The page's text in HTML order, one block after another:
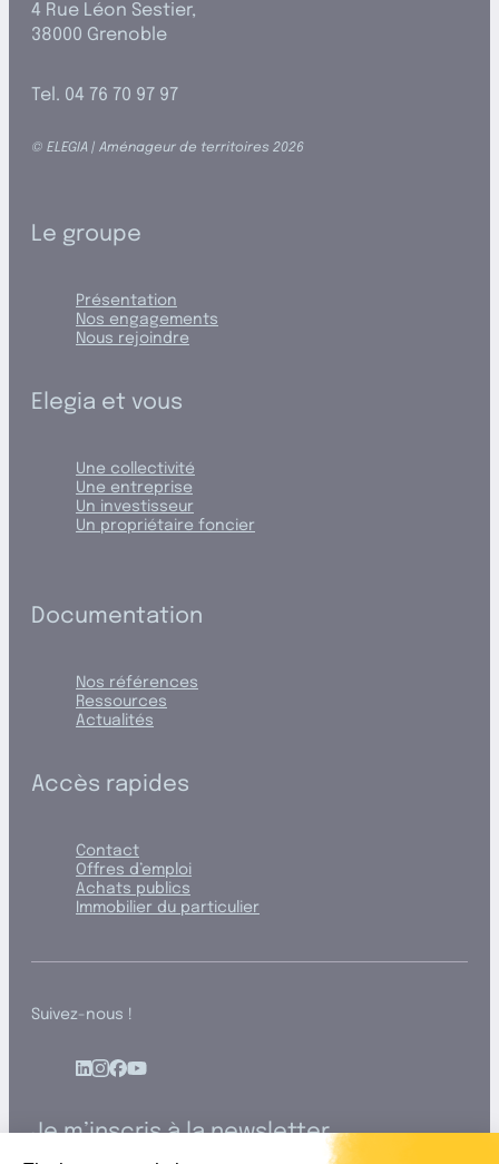
4 Rue Léon Sestier,
38000 Grenoble
Tel. 04 76 70 97 97
© ELEGIA | Aménageur de territoires 2026
Le groupe
Présentation
Nos engagements
Nous rejoindre
Elegia et vous
Une collectivité
Une entreprise
Un investisseur
Un propriétaire foncier
Documentation
Nos références
Ressources
Actualités
Accès rapides
Contact
Offres d’emploi
Achats publics
Immobilier du particulier
Suivez-nous !
Je m’inscris à la newsletter